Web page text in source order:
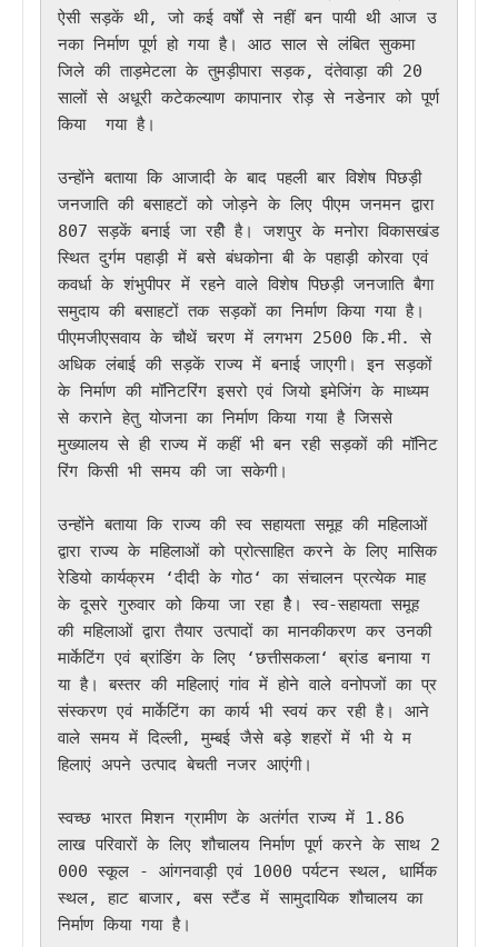
ऐसी सड़कें थी, जो कई वर्षों से नहीं बन पायी थी आज उ
नका निर्माण पूर्ण हो गया है। आठ साल से लंबित सुकमा
जिले की ताड़मेटला के तुमड़ीपारा सड़क, दंतेवाड़ा की 20
सालों से अधूरी कटेकल्याण कापानार रोड़ से नडेनार को पूर्ण
किया  गया है।
उन्होंने बताया कि आजादी के बाद पहली बार विशेष पिछड़ी
जनजाति की बसाहटों को जोड़ने के लिए पीएम जनमन द्वारा
807 सड़कें बनाई जा रहीे है। जशपुर के मनोरा विकासखंड
स्थित दुर्गम पहाड़ी में बसे बंधकोना बी के पहाड़ी कोरवा एवं
कवर्धा के शंभुपीपर में रहने वाले विशेष पिछड़ी जनजाति बैगा
समुदाय की बसाहटों तक सड़कों का निर्माण किया गया है।
पीएमजीएसवाय के चौथें चरण में लगभग 2500 कि.मी. से
अधिक लंबाई की सड़कें राज्य में बनाई जाएगी। इन सड़कों
के निर्माण की मॉनिटरिंग इसरो एवं जियो इमेजिंग के माध्यम
से कराने हेतु योजना का निर्माण किया गया है जिससे
मुख्यालय से ही राज्य में कहीं भी बन रही सड़कों की मॉनिट
रिंग किसी भी समय की जा सकेगी।
उन्होंने बताया कि राज्य की स्व सहायता समूह की महिलाओं
द्वारा राज्य के महिलाओं को प्रोत्साहित करने के लिए मासिक
रेडियो कार्यक्रम ‘दीदी के गोठ‘ का संचालन प्रत्येक माह
के दूसरे गुरुवार को किया जा रहा हैै। स्व-सहायता समूह
की महिलाओं द्वारा तैयार उत्पादों का मानकीकरण कर उनकी
मार्केटिंग एवं ब्रांडिंग के लिए ‘छत्तीसकला‘ ब्रांड बनाया ग
या है। बस्तर की महिलाएं गांव में होने वाले वनोपजों का प्र
संस्करण एवं मार्केटिंग का कार्य भी स्वयं कर रही है। आने
वाले समय में दिल्ली, मुम्बई जैसे बड़े शहरों में भी ये म
हिलाएं अपने उत्पाद बेचती नजर आएंगी।
स्वच्छ भारत मिशन ग्रामीण के अतंर्गत राज्य में 1.86
लाख परिवारों के लिए शौचालय निर्माण पूर्ण करने के साथ 2
000 स्कूल - आंगनवाड़ी एवं 1000 पर्यटन स्थल, धार्मिक
स्थल, हाट बाजार, बस स्टैंड में सामुदायिक शौचालय का
निर्माण किया गया है।